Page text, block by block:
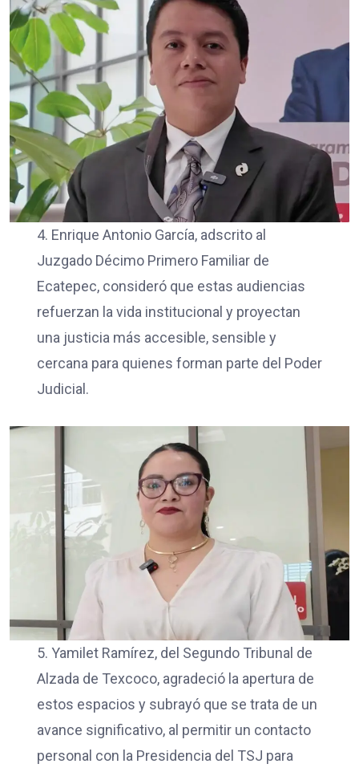
4. Enrique Antonio García, adscrito al
Juzgado Décimo Primero Familiar de
Ecatepec, consideró que estas audiencias
refuerzan la vida institucional y proyectan
una justicia más accesible, sensible y
cercana para quienes forman parte del Poder
Judicial.
5. Yamilet Ramírez, del Segundo Tribunal de
Alzada de Texcoco, agradeció la apertura de
estos espacios y subrayó que se trata de un
avance significativo, al permitir un contacto
personal con la Presidencia del TSJ para